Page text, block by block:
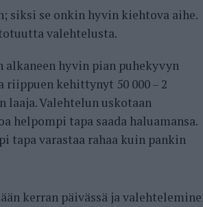
siksi se onkin hyvin kiehtova aihe.
valehtelusta.
hyvin pian puhekyvyn
kehittynyt 50 000 – 2
Valehtelun uskotaan
helpompi tapa saada haluamansa.
tapa varastaa rahaa kuin pankin
kerran päivässä ja